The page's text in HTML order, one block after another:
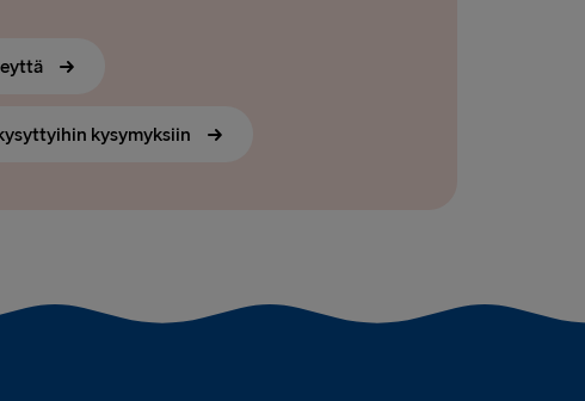
kysymyksiin